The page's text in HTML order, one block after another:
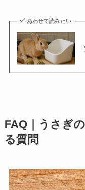
あわせて読みたい
FAQ｜うさぎ
る質問